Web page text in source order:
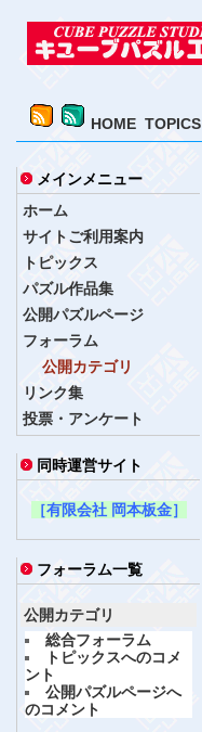
HOME TOPICS
メインメニュー
ホーム
サイトご利用案内
トピックス
パズル作品集
公開パズルページ
フォーラム
公開カテゴリ
リンク集
投票・アンケート
同時運営サイト
［有限会社 岡本板金］
フォーラム一覧
公開カテゴリ
総合フォーラム
トピックスへのコメ
ント
公開パズルページへ
のコメント